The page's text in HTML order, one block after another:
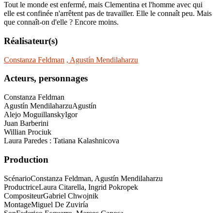
Tout le monde est enfermé, mais Clementina et l'homme avec qui
elle est confinée n'arrêtent pas de travailler. Elle le connaît peu. Mais
que connaît-on d'elle ? Encore moins.
Réalisateur(s)
Constanza Feldman , Agustín Mendilaharzu
Acteurs, personnages
Constanza Feldman
Agustín MendilaharzuAgustín
Alejo MoguillanskyIgor
Juan Barberini
Willian Prociuk
Laura Paredes : Tatiana Kalashnicova
Production
ScénarioConstanza Feldman, Agustín Mendilaharzu
ProductriceLaura Citarella, Ingrid Pokropek
CompositeurGabriel Chwojnik
MontageMiguel De Zuviría